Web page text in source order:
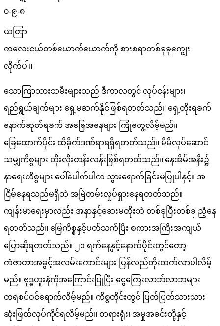
၀-၉-၈
ယတြာ
ကလေးငယ်တစ်ယောက်ယောက်ကို စားစရာတစ်ခုခုကျွေး
လိုက်ပါ။
သောကြာသားသမီးများသည် ဒီကာလတွင် လုပ်ငန်းများ၊
ရည်ရွယ်ချက်များ ရှေ့မဆက်နိုင်ဖြစ်ရတတ်သည်။ ရှေ့တိုးရခက်
နောက်ဆုတ်ရခက် အခြေအနေများ ကြုံတွေ့လိမ့်မည်။
ခြေထောက်ပိုင်း ထိခိုက်ဒဏ်ရာရရှိရတတ်သည်။ မိမိလုပ်ဆောင်
သမျှကိစ္စများ တိုးလိုးတန်းလန်းဖြစ်ရတတ်သည်။ နေအိမ်အနီး၌
နာရေးကိစ္စများ ပေါ်ပေါက်ပါက သွားရောက်ခြင်းမပြုပါနှင့်။ အ
ငြိမ်နေရသည်မရှိဘဲ အမြဲတမ်းလှုပ်ရှားနေရတတ်သည်။
ကျန်းမာရေးမှာလည်း အနာနှင့်ဆေးမတိုးဘဲ တစ်ခုပြီးတစ်ခု ညံ့နေ
ရတတ်သည်။ မြေကိစ္စနှင့်ပတ်သက်ပြီး စကားအကြီးအကျယ်
ပြောဆိုရတတ်သည်။ ၂၁ ရက်နေ့နှင့်နောက်ပိုင်းတွင်တော့
ကံဇာတာအခွင့်အလမ်းကောင်းများ ပြန်လည်တိုးတက်လာပါလိမ့်
မည်။ ဗုဒ္ဓဟူးနံကိုအကြောင်းပြုပြီး ငွေကြေးလာဘ်လာဘများ
တရစပ်ဝင်ရောက်လိမ့်မည်။ ကိစ္စတိုင်းတွင် ပြတ်ပြတ်သားသား
ဆုံးဖြတ်လုပ်ကိုင်ရလိမ့်မည်။ တရားရုံး၊ အမှုအခင်းတို့နှင့်